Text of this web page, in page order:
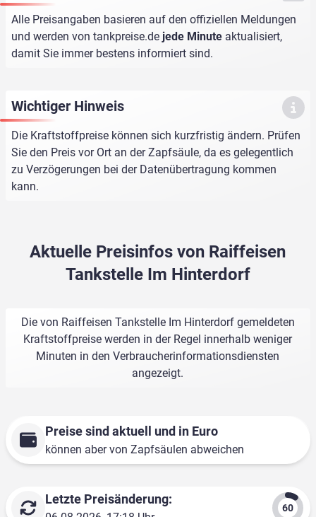
Alle Preisangaben basieren auf den offiziellen Meldungen
und werden von tankpreise.de jede Minute aktualisiert,
damit Sie immer bestens informiert sind.
Wichtiger Hinweis
Die Kraftstoffpreise können sich kurzfristig ändern. Prüfen
Sie den Preis vor Ort an der Zapfsäule, da es gelegentlich
zu Verzögerungen bei der Datenübertragung kommen
kann.
Aktuelle Preisinfos von Raiffeisen
Tankstelle Im Hinterdorf
Die von Raiffeisen Tankstelle Im Hinterdorf gemeldeten
Kraftstoffpreise werden in der Regel innerhalb weniger
Minuten in den Verbraucherinformationsdiensten
angezeigt.
Preise sind aktuell und in Euro
können aber von Zapfsäulen abweichen
Letzte Preisänderung: